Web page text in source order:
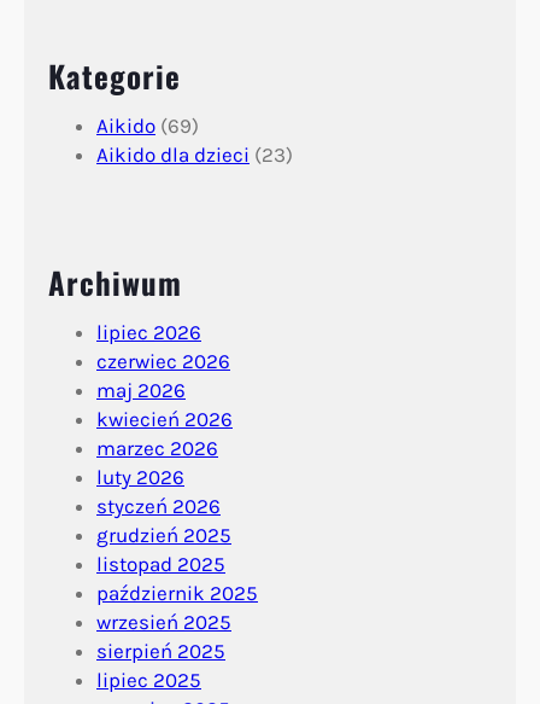
Kategorie
Aikido (69)
Aikido dla dzieci (23)
Archiwum
lipiec 2026
czerwiec 2026
maj 2026
kwiecień 2026
marzec 2026
luty 2026
styczeń 2026
grudzień 2025
listopad 2025
październik 2025
wrzesień 2025
sierpień 2025
lipiec 2025